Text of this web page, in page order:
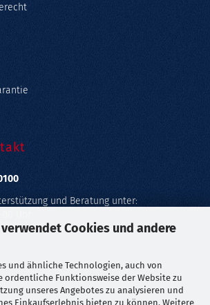
Cookies und andere
und ähnliche Technologien, auch von
ordentliche Funktionsweise der Website zu
unseres Angebotes zu analysieren und
Einkaufserlebnis bieten zu können. Weitere
und Beratung unter:
mit Geld-zurück-Garantie.